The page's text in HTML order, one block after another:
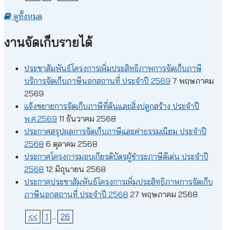
ดูทั้งหมด
งานจัดเก็บรายได้
ประชาสัมพันธ์โครงการเพิ่มประสิทธิภาพการจัดเก็บภาษี
บริการจัดเก็บภาษีนอกสถานที่ ประจำปี 2569 7 พฤษภาคม
2569
แจ้งขยายการจัดเก็บภาษีที่ดินและสิ่งปลูกสร้าง ประจำปี
พ.ศ.2569 11 ธันวาคม 2568
ประกาศสรุปผลการจัดเก็บภาษีและค่าธรรมเนียม ประจำปี
2568 6 ตุลาคม 2568
ประกาศโครงการมอบเกียรติบัตรผู้ชำระภาษีดีเด่น ประจำปี
2568 12 มิถุนายน 2568
ประกาศประชาสัมพันธ์โครงการเพิ่มประสิทธิภาพการจัดเก็บ
ภาษีนอกสถานที่ ประจำปี 2568 27 พฤษภาคม 2568
<< 1 ... 26